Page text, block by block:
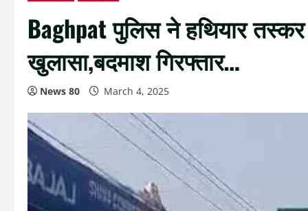
Baghpat पुलिस ने हथियार
खुलासा,बदमाश गिरफ्तार…
News 80 March 4, 2025